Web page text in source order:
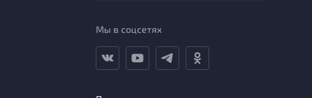
Мы в соцсетях